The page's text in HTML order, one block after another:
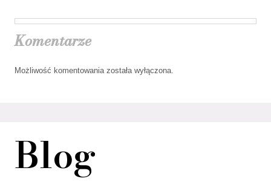
Komentarze
Możliwość komentowania została wyłączona.
Blog